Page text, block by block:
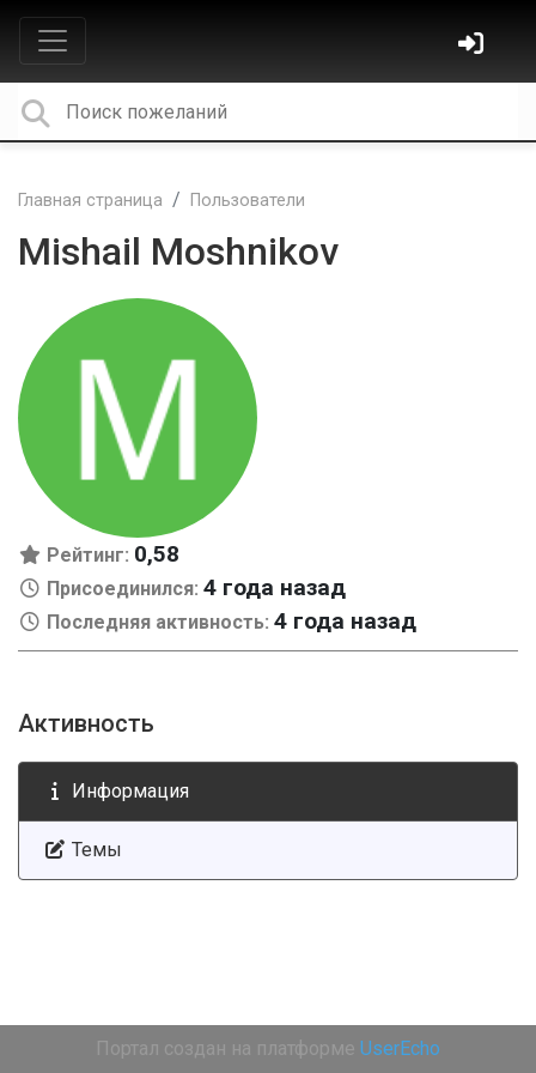
Главная страница Пользователи
Mishail Moshnikov
Рейтинг: 0,58
Присоединился: 4 года назад
Последняя активность: 4 года назад
Активность
Информация
Темы
Портал создан на платформе UserEcho